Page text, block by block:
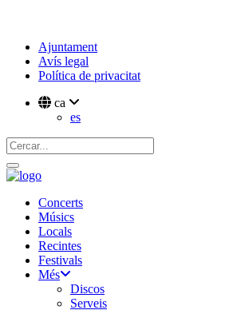
Ajuntament
Avís legal
Política de privacitat
ca
es
Concerts
Músics
Locals
Recintes
Festivals
Més
Discos
Serveis